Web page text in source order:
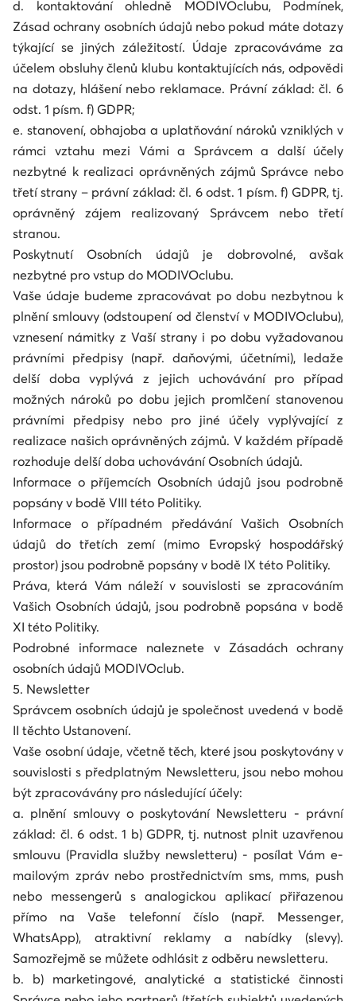
d. kontaktování ohledně MODIVOclubu, Podmínek,
Zásad ochrany osobních údajů nebo pokud máte dotazy
týkající se jiných záležitostí. Údaje zpracováváme za
účelem obsluhy členů klubu kontaktujících nás, odpovědi
na dotazy, hlášení nebo reklamace. Právní základ: čl. 6
odst. 1 písm. f) GDPR;
e. stanovení, obhajoba a uplatňování nároků vzniklých v
rámci vztahu mezi Vámi a Správcem a další účely
nezbytné k realizaci oprávněných zájmů Správce nebo
třetí strany – právní základ: čl. 6 odst. 1 písm. f) GDPR, tj.
oprávněný zájem realizovaný Správcem nebo třetí
stranou.
Poskytnutí Osobních údajů je dobrovolné, avšak
nezbytné pro vstup do MODIVOclubu.
Vaše údaje budeme zpracovávat po dobu nezbytnou k
plnění smlouvy (odstoupení od členství v MODIVOclubu),
vznesení námitky z Vaší strany i po dobu vyžadovanou
právními předpisy (např. daňovými, účetními), ledaže
delší doba vyplývá z jejich uchovávání pro případ
možných nároků po dobu jejich promlčení stanovenou
právními předpisy nebo pro jiné účely vyplývající z
realizace našich oprávněných zájmů. V každém případě
rozhoduje delší doba uchovávání Osobních údajů.
Informace o příjemcích Osobních údajů jsou podrobně
popsány v bodě VIII této Politiky.
Informace o případném předávání Vašich Osobních
údajů do třetích zemí (mimo Evropský hospodářský
prostor) jsou podrobně popsány v bodě IX této Politiky.
Práva, která Vám náleží v souvislosti se zpracováním
Vašich Osobních údajů, jsou podrobně popsána v bodě
XI této Politiky.
Podrobné informace naleznete v Zásadách ochrany
osobních údajů MODIVOclub.
5. Newsletter
Správcem osobních údajů je společnost uvedená v bodě
II těchto Ustanovení.
Vaše osobní údaje, včetně těch, které jsou poskytovány v
souvislosti s předplatným Newsletteru, jsou nebo mohou
být zpracovávány pro následující účely:
a. plnění smlouvy o poskytování Newsletteru - právní
základ: čl. 6 odst. 1 b) GDPR, tj. nutnost plnit uzavřenou
smlouvu (Pravidla služby newsletteru) - posílat Vám e-
mailovým zpráv nebo prostřednictvím sms, mms, push
nebo messengerů s analogickou aplikací přiřazenou
přímo na Vaše telefonní číslo (např. Messenger,
WhatsApp), atraktivní reklamy a nabídky (slevy).
Samozřejmě se můžete odhlásit z odběru newsletteru.
b. b) marketingové, analytické a statistické činnosti